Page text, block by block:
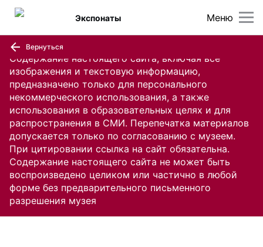
Содержание настоящего сайта, включая все
изображения и текстовую информацию,
предназначено только для персонального
некоммерческого использования, а также
использования в образовательных целях и для
распространения в СМИ. Перепечатка материалов
допускается только по согласованию с музеем.
При цитировании ссылка на сайт обязательна.
Содержание настоящего сайта не может быть
воспроизведено целиком или частично в любой
форме без предварительного письменного
разрешения музея
Меню
Экспонаты
Вернуться